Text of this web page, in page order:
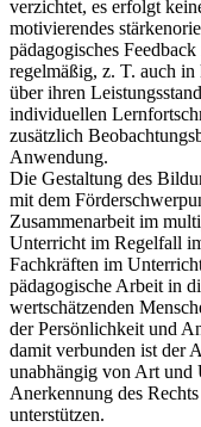
verzichtet, es erfolgt
motivierendes
pädagogisches
regelmäßig, z. T. auch
über ihren
individuellen
zusätzlich
Anwendung.
Die Gestaltung des
mit dem
Zusammenarbeit im
Unterricht im Regelfall
Fachkräften im
pädagogische Arbeit in
wertschätzenden
der Persönlichkeit und
damit verbunden ist der
unabhängig von Art und
Anerkennung des
unterstützen.